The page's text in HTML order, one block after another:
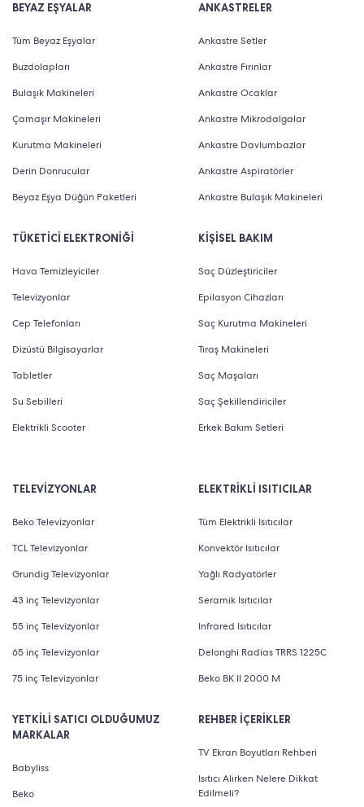
BEYAZ EŞYALAR
Tüm Beyaz Eşyalar
Buzdolapları
Bulaşık Makineleri
Çamaşır Makineleri
Kurutma Makineleri
Derin Donrucular
Beyaz Eşya Düğün Paketleri
TÜKETİCİ ELEKTRONİĞİ
Hava Temizleyiciler
Televizyonlar
Cep Telefonları
Dizüstü Bilgisayarlar
Tabletler
Su Sebilleri
Elektrikli Scooter
ANKASTRELER
Ankastre Setler
Ankastre Fırınlar
Ankastre Ocaklar
Ankastre Mikrodalgalar
Ankastre Davlumbazlar
Ankastre Aspiratörler
Ankastre Bulaşık Makineleri
KİŞİSEL BAKIM
Saç Düzleştiriciler
Epilasyon Cihazları
Saç Kurutma Makineleri
Tıraş Makineleri
Saç Maşaları
Saç Şekillendiriciler
Erkek Bakım Setleri
TELEVİZYONLAR
Beko Televizyonlar
TCL Televizyonlar
Grundig Televizyonlar
43 inç Televizyonlar
55 inç Televizyonlar
65 inç Televizyonlar
75 inç Televizyonlar
YETKİLİ SATICI OLDUĞUMUZ
MARKALAR
Babyliss
Beko
ELEKTRİKLİ ISITICILAR
Tüm Elektrikli Isıtıcılar
Konvektör Isıtıcılar
Yağlı Radyatörler
Seramik Isıtıcılar
Infrared Isıtıcılar
Delonghi Radias TRRS 1225C
Beko BK II 2000 M
REHBER İÇERİKLER
TV Ekran Boyutları Rehberi
Isıtıcı Alırken Nelere Dikkat
Edilmeli?